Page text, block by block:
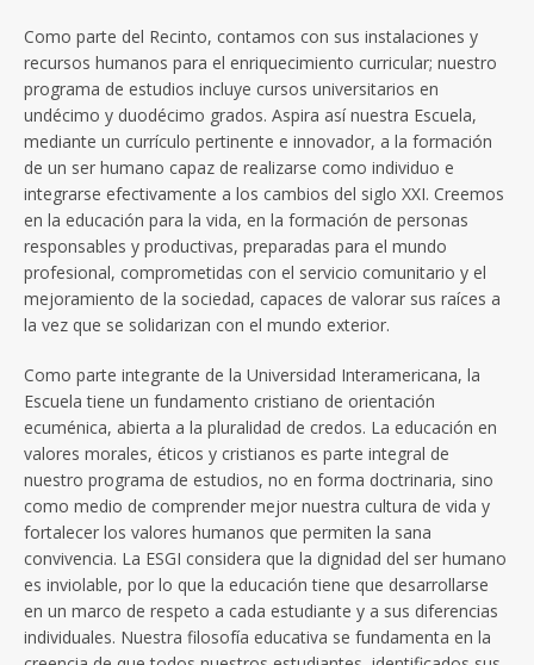
Como parte del Recinto, contamos con sus instalaciones y
recursos humanos para el enriquecimiento curricular; nuestro
programa de estudios incluye cursos universitarios en
undécimo y duodécimo grados. Aspira así nuestra Escuela,
mediante un currículo pertinente e innovador, a la formación
de un ser humano capaz de realizarse como individuo e
integrarse efectivamente a los cambios del siglo XXI. Creemos
en la educación para la vida, en la formación de personas
responsables y productivas, preparadas para el mundo
profesional, comprometidas con el servicio comunitario y el
mejoramiento de la sociedad, capaces de valorar sus raíces a
la vez que se solidarizan con el mundo exterior.
Como parte integrante de la Universidad Interamericana, la
Escuela tiene un fundamento cristiano de orientación
ecuménica, abierta a la pluralidad de credos. La educación en
valores morales, éticos y cristianos es parte integral de
nuestro programa de estudios, no en forma doctrinaria, sino
como medio de comprender mejor nuestra cultura de vida y
fortalecer los valores humanos que permiten la sana
convivencia. La ESGI considera que la dignidad del ser humano
es inviolable, por lo que la educación tiene que desarrollarse
en un marco de respeto a cada estudiante y a sus diferencias
individuales. Nuestra filosofía educativa se fundamenta en la